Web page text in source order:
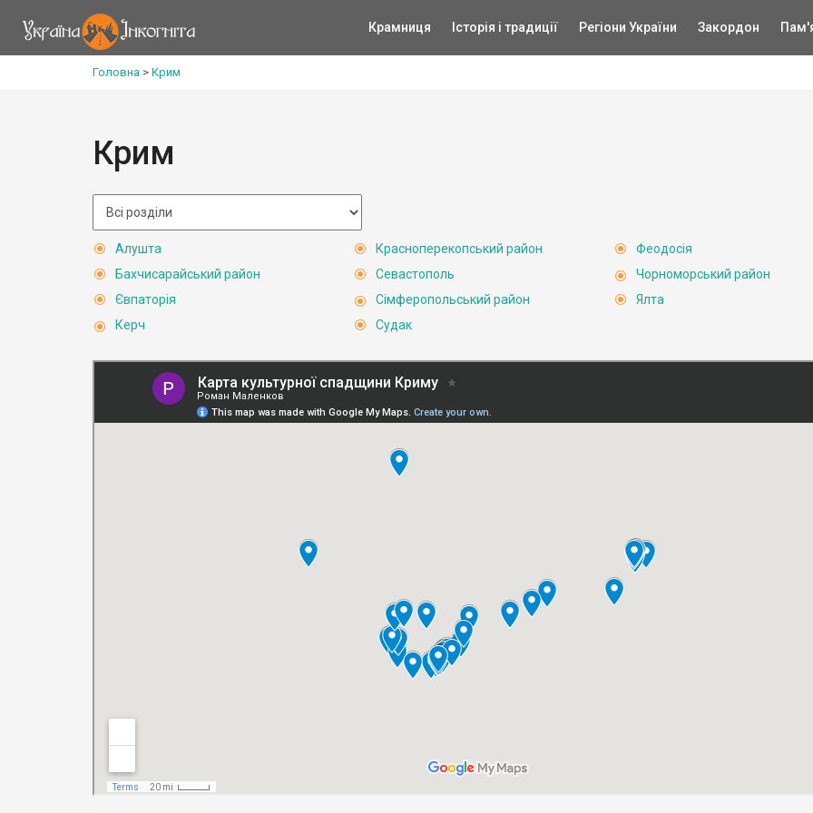
Крамниця Історія і традиції Регіони України Закордон
Головна > Крим
Крим
Алушта
Бахчисарайський район
Євпаторія
Керч
Красноперекопський район
Севастополь
Сімферопольський район
Судак
Феодосія
Чорноморський район
Ялта